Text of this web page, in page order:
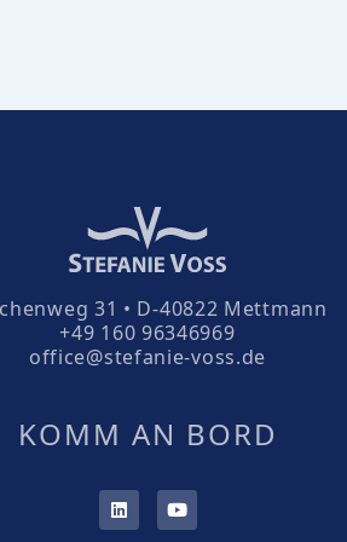
31 • D-40822 Mettmann
+49 160 96346969
office@stefanie-voss.de
KOMM AN BORD